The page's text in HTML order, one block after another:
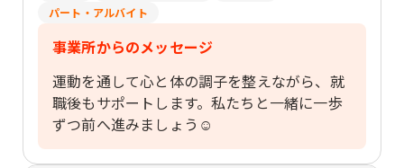
パート・アルバイト
事業所からのメッセージ
運動を通して心と体の調子を整えながら、就
職後もサポートします。私たちと一緒に一歩
ずつ前へ進みましょう☺